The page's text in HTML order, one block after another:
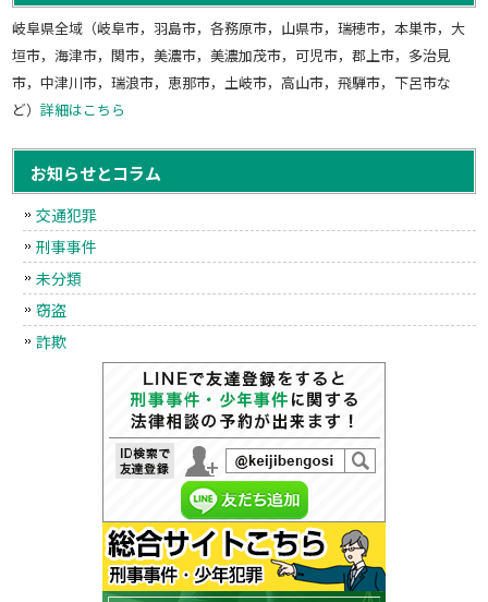
岐阜県全域（岐阜市，羽島市，各務原市，山県市，瑞穂市，本巣市，大
垣市，海津市，関市，美濃市，美濃加茂市，可児市，郡上市，多治見
市，中津川市，瑞浪市，恵那市，土岐市，高山市，飛騨市，下呂市な
ど）詳細はこちら
お知らせとコラム
交通犯罪
刑事事件
未分類
窃盗
詐欺